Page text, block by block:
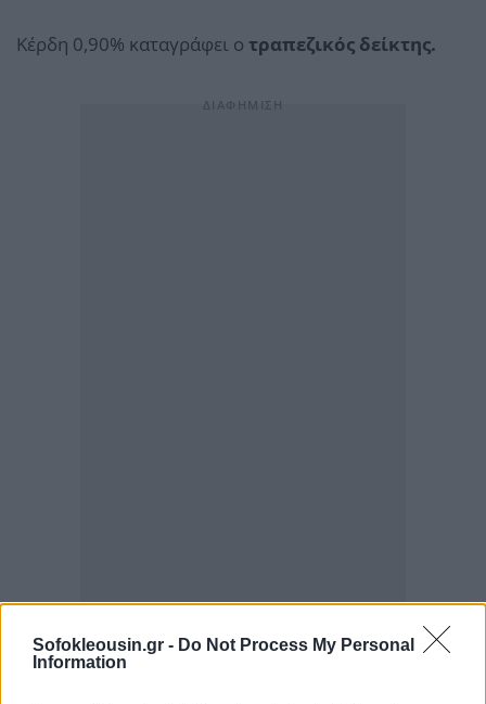
Sofokleousin.gr - Do Not Process My Personal
Information
Κέρδη 0,90% καταγράφει ο τραπεζικός δείκτης.